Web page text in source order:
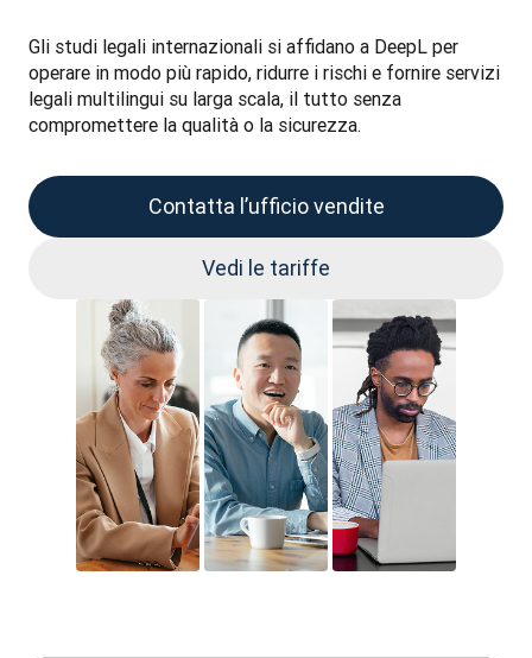
Gli studi legali internazionali si affidano a DeepL per
operare in modo più rapido, ridurre i rischi e fornire servizi
legali multilingui su larga scala, il tutto senza
compromettere la qualità o la sicurezza.
Contatta l’ufficio vendite
Vedi le tariffe